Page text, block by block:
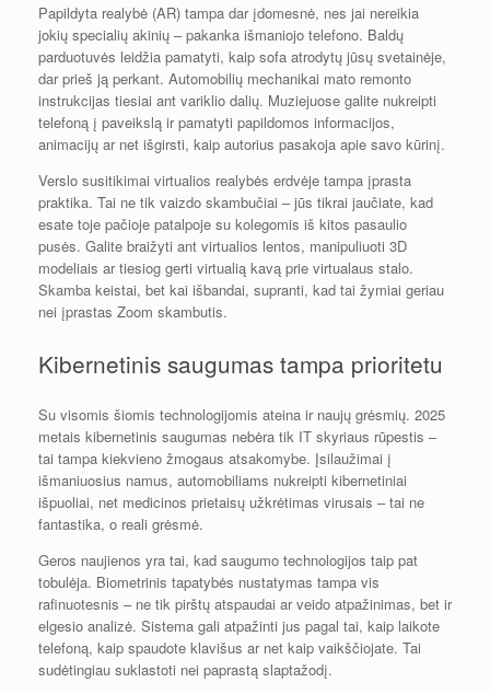
Papildyta realybė (AR) tampa dar įdomesnė, nes jai nereikia
jokių specialių akinių – pakanka išmaniojo telefono. Baldų
parduotuvės leidžia pamatyti, kaip sofa atrodytų jūsų svetainėje,
dar prieš ją perkant. Automobilių mechanikai mato remonto
instrukcijas tiesiai ant variklio dalių. Muziejuose galite nukreipti
telefoną į paveikslą ir pamatyti papildomos informacijos,
animacijų ar net išgirsti, kaip autorius pasakoja apie savo kūrinį.
Verslo susitikimai virtualios realybės erdvėje tampa įprasta
praktika. Tai ne tik vaizdo skambučiai – jūs tikrai jaučiate, kad
esate toje pačioje patalpoje su kolegomis iš kitos pasaulio
pusės. Galite braižyti ant virtualios lentos, manipuliuoti 3D
modeliais ar tiesiog gerti virtualią kavą prie virtualaus stalo.
Skamba keistai, bet kai išbandai, supranti, kad tai žymiai geriau
nei įprastas Zoom skambutis.
Kibernetinis saugumas tampa prioritetu
Su visomis šiomis technologijomis ateina ir naujų grėsmių. 2025
metais kibernetinis saugumas nebėra tik IT skyriaus rūpestis –
tai tampa kiekvieno žmogaus atsakomybe. Įsilaužimai į
išmaniuosius namus, automobiliams nukreipti kibernetiniai
išpuoliai, net medicinos prietaisų užkrėtimas virusais – tai ne
fantastika, o reali grėsmė.
Geros naujienos yra tai, kad saugumo technologijos taip pat
tobulėja. Biometrinis tapatybės nustatymas tampa vis
rafinuotesnis – ne tik pirštų atspaudai ar veido atpažinimas, bet ir
elgesio analizė. Sistema gali atpažinti jus pagal tai, kaip laikote
telefoną, kaip spaudote klavišus ar net kaip vaikščiojate. Tai
sudėtingiau suklastoti nei paprastą slaptažodį.